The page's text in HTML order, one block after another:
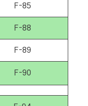
F-85
F-88
F-89
F-90